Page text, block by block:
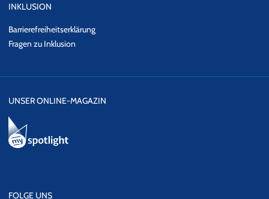
INKLUSION
Barrierefreiheitserklärung
Fragen zu Inklusion
UNSER ONLINE-MAGAZIN
FOLGE UNS